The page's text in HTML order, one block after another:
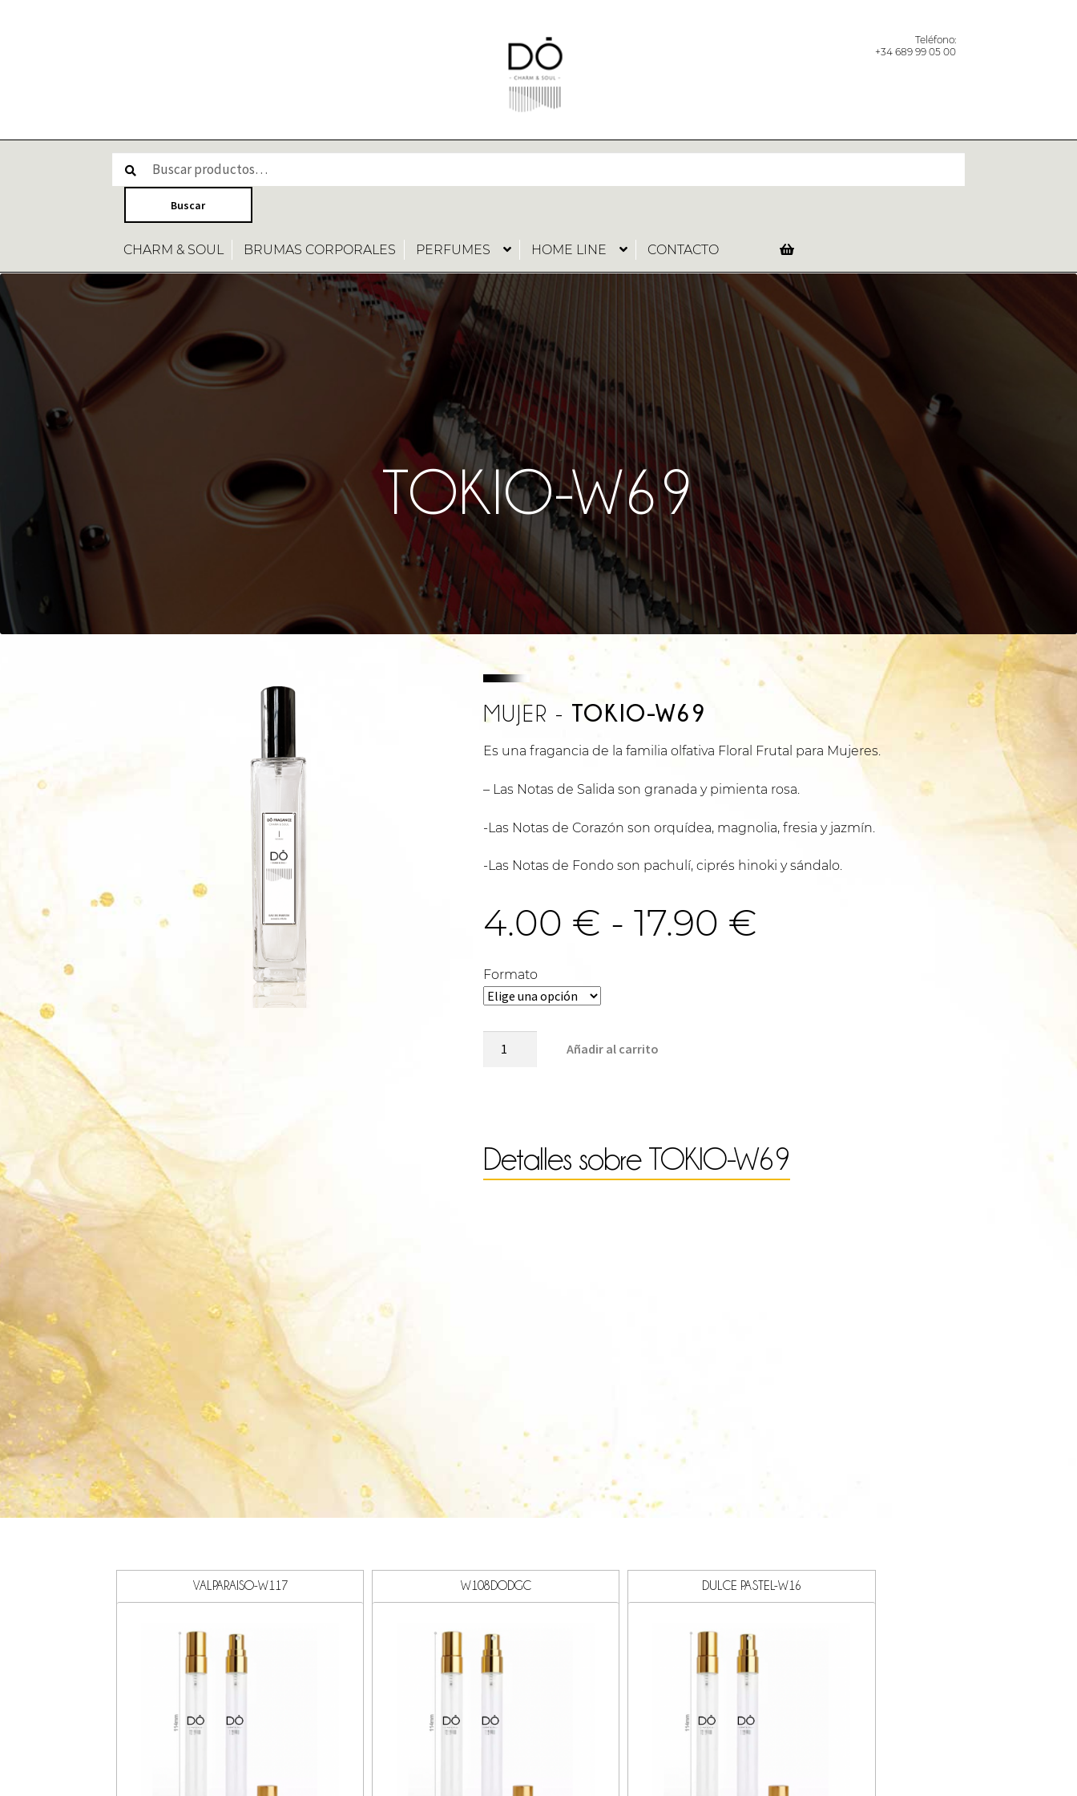
Teléfono:
+34 689 99 05 00
CHARM & SOUL BRUMAS CORPORALES PERFUMES HOME LINE CONTACTO
TOKIO-W69
MUJER - TOKIO-W69
Es una fragancia de la familia olfativa Floral Frutal para Mujeres.
– Las Notas de Salida son granada y pimienta rosa.
-Las Notas de Corazón son orquídea, magnolia, fresia y jazmín.
-Las Notas de Fondo son pachulí, ciprés hinoki y sándalo.
4.00 € - 17.90 €
4.00 €
Formato
Añadir al carrito
Detalles sobre TOKIO-W69
VALPARAISO-W117 W108DODGC DULCE PASTEL-W16